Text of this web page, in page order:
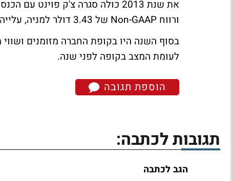
ורווח Non-GAAP של 3.43 דולר למניה, עלייה של 8%.
לעומת המצב בקופה לפני שנה.
הוספת תגובה
תגובות לכתבה:
הגב לכתבה